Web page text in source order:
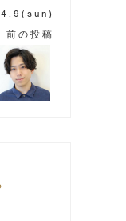
(sun)
前の投稿